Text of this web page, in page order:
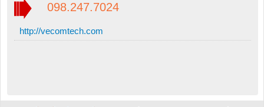
098.247.7024
http://vecomtech.com